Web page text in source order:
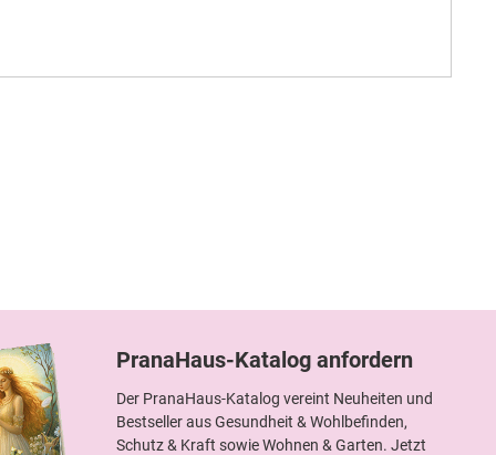
PranaHaus-Katalog anfordern
Der PranaHaus-Katalog vereint Neuheiten und
Bestseller aus Gesundheit & Wohlbefinden,
Schutz & Kraft sowie Wohnen & Garten. Jetzt